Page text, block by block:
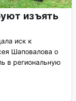
изъять
иск к
Шаповалова о
в региональную